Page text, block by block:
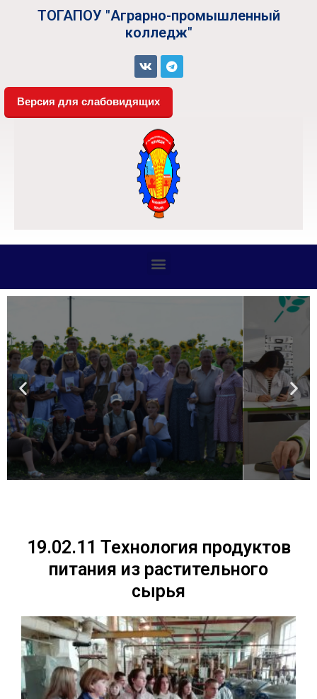
ТОГАПОУ "Аграрно-промышленный
колледж"
Версия для слабовидящих
Платные
образовательные
услуги
Получи подробную информацию о
дополнительных программах
подготовки в современных
колледжа
Подробнее
19.02.11 Технология продуктов
питания из растительного
сырья